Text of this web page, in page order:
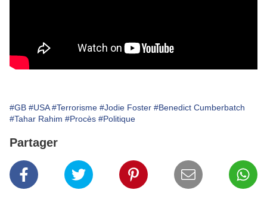
#GB #USA #Terrorisme #Jodie Foster #Benedict Cumberbatch
#Tahar Rahim #Procès #Politique
Partager